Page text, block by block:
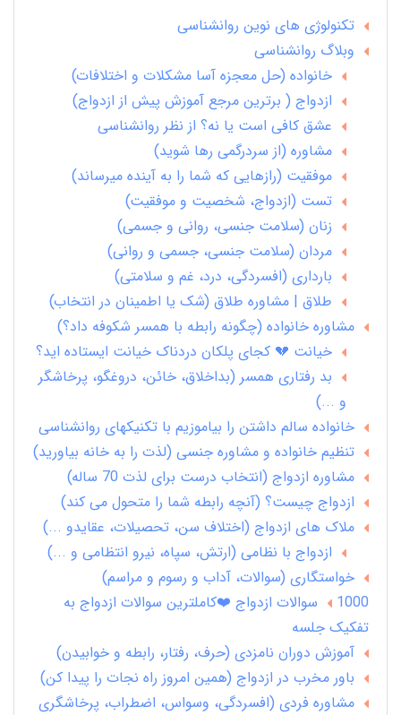
تکنولوژی های نوین روانشناسی
وبلاگ روانشناسی
خانواده (حل معجزه آسا مشکلات و اختلافات)
ازدواج ( برترین مرجع آموزش پیش از ازدواج)
عشق کافی است یا نه؟ از نظر روانشناسی
مشاوره (از سردرگمی رها شوید)
موفقیت (رازهایی که شما را به آینده میرساند)
تست (ازدواج، شخصیت و موفقیت)
زنان (سلامت جنسی، روانی و جسمی)
مردان (سلامت جنسی، جسمی و روانی)
بارداری (افسردگی، درد، غم و سلامتی)
طلاق | مشاوره طلاق (شک یا اطمینان در انتخاب)
مشاوره خانواده (چگونه رابطه با همسر شکوفه داد؟)
خیانت 💔 کجای پلکان دردناک خیانت ایستاده اید؟
بد رفتاری همسر (بداخلاق، خائن، دروغگو، پرخاشگر
و ...)
خانواده سالم داشتن را بیاموزیم با تکنیکهای روانشناسی
تنظیم خانواده و مشاوره جنسی (لذت را به خانه بیاورید)
مشاوره ازدواج (انتخاب درست برای لذت 70 ساله)
ازدواج چیست؟ (آنچه رابطه شما را متحول می کند)
ملاک های ازدواج (اختلاف سن، تحصیلات، عقایدو ...)
ازدواج با نظامی (ارتش، سپاه، نیرو انتظامی و ...)
خواستگاری (سوالات، آداب و رسوم و مراسم)
1000 سوالات ازدواج ❤️کاملترین سوالات ازدواج به
تفکیک جلسه
آموزش دوران نامزدی (حرف، رفتار، رابطه و خوابیدن)
باور مخرب در ازدواج (همین امروز راه نجات را پیدا کن)
مشاوره فردی (افسردگی، وسواس، اضطراب، پرخاشگری